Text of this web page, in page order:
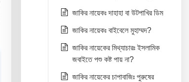
জাকির নায়েকঃ দাহাহা বা উটপাখির ডিম
জাকির নায়েকঃ বাইবেলে মুহাম্মদ?
জাকির নায়েকের মিথ্যাচারঃ ইসলামিক
জবাইতে পশু কষ্ট পায় না?
জাকির নায়েকের চাপাবাজিঃ পুরুষের